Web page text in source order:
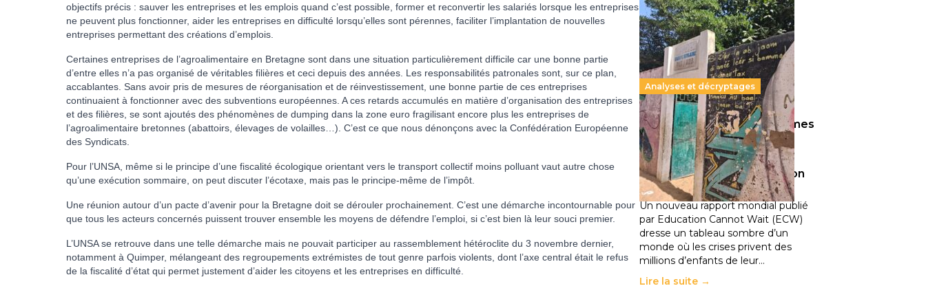
objectifs précis : sauver les entreprises et les emplois quand c’est possible, former et reconvertir les salariés lorsque les entreprises
ne peuvent plus fonctionner, aider les entreprises en difficulté lorsqu’elles sont pérennes, faciliter l’implantation de nouvelles
entreprises permettant des créations d’emplois.
Certaines entreprises de l’agroalimentaire en Bretagne sont dans une situation particulièrement difficile car une bonne partie
d’entre elles n’a pas organisé de véritables filières et ceci depuis des années. Les responsabilités patronales sont, sur ce plan,
accablantes. Sans avoir pris de mesures de réorganisation et de réinvestissement, une bonne partie de ces entreprises
continuaient à fonctionner avec des subventions européennes. A ces retards accumulés en matière d’organisation des entreprises
et des filières, se sont ajoutés des phénomènes de dumping dans la zone euro fragilisant encore plus les entreprises de
l’agroalimentaire bretonnes (abattoirs, élevages de volailles…). C’est ce que nous dénonçons avec la Confédération Européenne
des Syndicats.
Pour l’UNSA, même si le principe d’une fiscalité écologique orientant vers le transport collectif moins polluant vaut autre chose
qu’une exécution sommaire, on peut discuter l’écotaxe, mais pas le principe-même de l’impôt.
Une réunion autour d’un pacte d’avenir pour la Bretagne doit se dérouler prochainement. C’est une démarche incontournable pour
que tous les acteurs concernés puissent trouver ensemble les moyens de défendre l’emploi, si c’est bien là leur souci premier.
L’UNSA se retrouve dans une telle démarche mais ne pouvait participer au rassemblement hétéroclite du 3 novembre dernier,
notamment à Quimper, mélangeant des regroupements extrémistes de tout genre parfois violents, dont l’axe central était le refus
de la fiscalité d’état qui permet justement d’aider les citoyens et les entreprises en difficulté.
Analyses et décryptages
258 millions d’enfants victimes
de la guerre, des chocs
climatiques et des
déplacements de population
11 juillet 2026 -National
Un nouveau rapport mondial publié
par Education Cannot Wait (ECW)
dresse un tableau sombre d’un
monde où les crises privent des
millions d’enfants de leur…
Lire la suite →